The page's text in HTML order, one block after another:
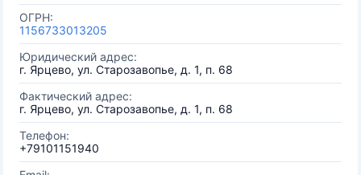
ОГРН:
1156733013205
Юридический адрес:
г. Ярцево, ул. Старозавопье, д. 1, п. 68
Фактический адрес:
г. Ярцево, ул. Старозавопье, д. 1, п. 68
Телефон:
+79101151940